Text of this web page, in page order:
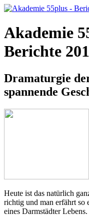
Akademie
Berichte
Dramaturgie
spannende
Heute ist das natürlich
richtig und man erfährt so
eines Darmstädter Lebens.